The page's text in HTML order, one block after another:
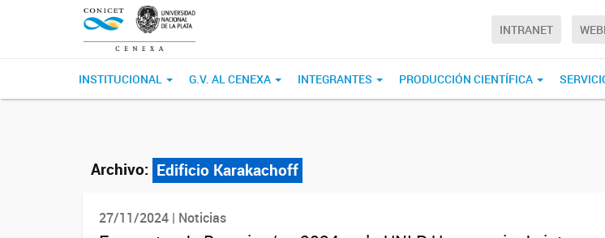
INTRANET
INSTITUCIONAL G.V. AL CENEXA INTEGRANTES PRODUCCIÓN CIENTÍFICA
Archivo: Edificio Karakachoff
27/11/2024 | Noticias